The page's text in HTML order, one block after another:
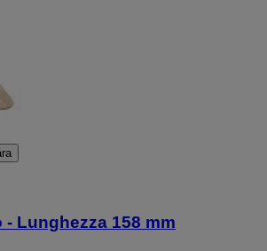
Lunghezza 158 mm